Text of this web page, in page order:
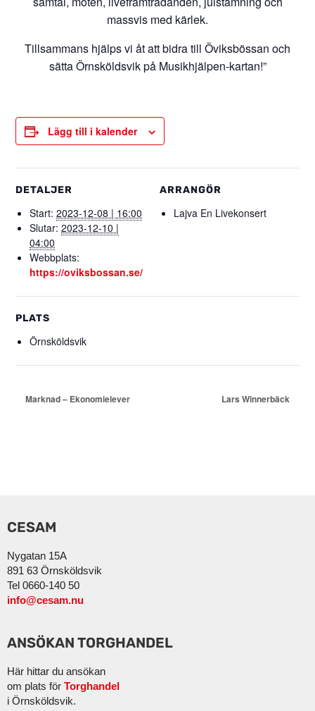
massvis med kärlek.
Tillsammans hjälps vi åt att bidra till Öviksbössan och
sätta Örnsköldsvik på Musikhjälpen-kartan!”
Lägg till i kalender
DETALJER
Start: 2023-12-08 | 16:00
Slutar: 2023-12-10 |
04:00
Webbplats:
https://oviksbossan.se/
ARRANGÖR
Lajva En Livekonsert
PLATS
Örnsköldsvik
Marknad – Ekonomielever Lars Winnerbäck
CESAM
Nygatan 15A
891 63 Örnsköldsvik
Tel 0660-140 50
info@cesam.nu
ANSÖKAN TORGHANDEL
Här hittar du ansökan
om plats för Torghandel
i Örnsköldsvik.